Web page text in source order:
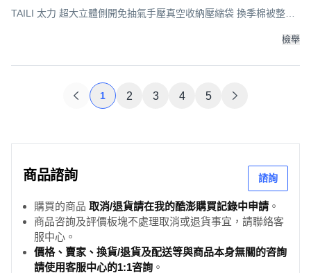
TAILI 太力 超大立體側開免抽氣手壓真空收納壓縮袋 換季棉被整理
檢舉
1 2 3 4 5
商品諮詢 諮詢
購買的商品 取消/退貨請在我的酷澎購買記錄中申請 。
商品咨詢及評價板塊不處理取消或退貨事宜，請聯絡客
服中心。
價格、賣家、換貨/退貨及配送等與商品本身無關的咨詢
請使用客服中心的1:1咨詢 。